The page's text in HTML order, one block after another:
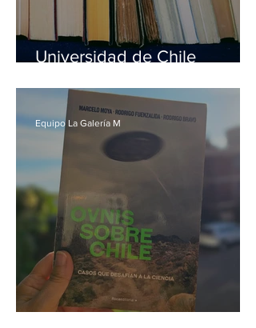
Universidad de Chile
entregando miles de
ejemplares de Gabriela
Mistral
Equipo La Galería M